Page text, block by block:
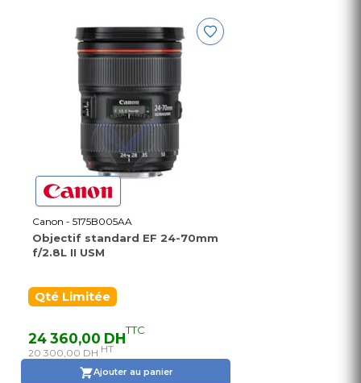
Canon - 5175B005AA
Objectif standard EF 24-70mm
f/2.8L II USM
Qté Limitée
24 360,00 DHTTC
20 300,00 DH HT
Ajouter au panier